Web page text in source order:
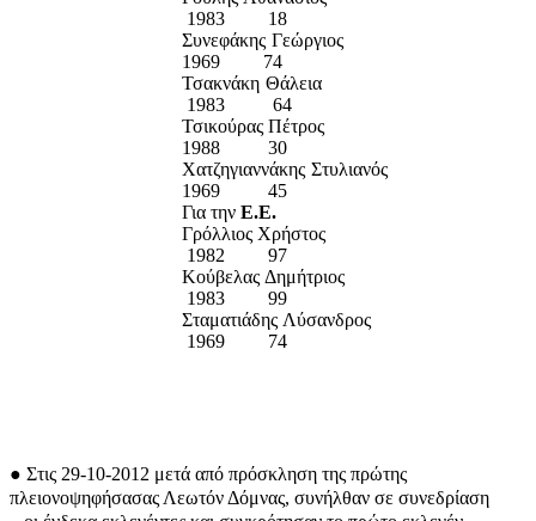
1983 18
Συνεφάκης Γεώργιος
1969 74
Τσακνάκη Θάλεια
1983 64
Τσικούρας Πέτρος
1988 30
Χατζηγιαννάκης Στυλιανός
1969 45
Για την Ε.Ε.
Γρόλλιος Χρήστος
1982 97
Κούβελας Δημήτριος
1983 99
Σταματιάδης Λύσανδρος
1969 74
● Στις 29-10-2012 μετά από πρόσκληση της πρώτης
πλειονοψηφήσασας Λεωτόν Δόμνας, συνήλθαν σε συνεδρίαση